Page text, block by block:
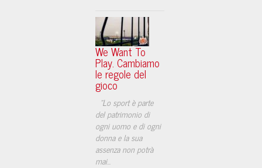
We Want To
Play. Cambiamo
le regole del
gioco
"Lo sport è parte
del patrimonio di
ogni uomo e di ogni
donna e la sua
assenza non potrà
mai...